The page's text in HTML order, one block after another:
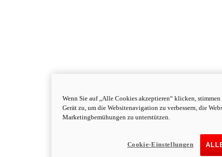
Wenn Sie auf „Alle Cookies akzeptieren“ klicken,
Gerät zu, um die Websitenavigation zu verbessern, die
Marketingbemühungen zu unterstützen.
Cookie-Einstellungen